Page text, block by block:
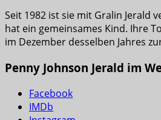
Seit 1982 ist sie mit Gralin Jerald
hat ein gemeinsames Kind. Ihre
im Dezember desselben Jahres
Penny Johnson Jerald im
Facebook
IMDb